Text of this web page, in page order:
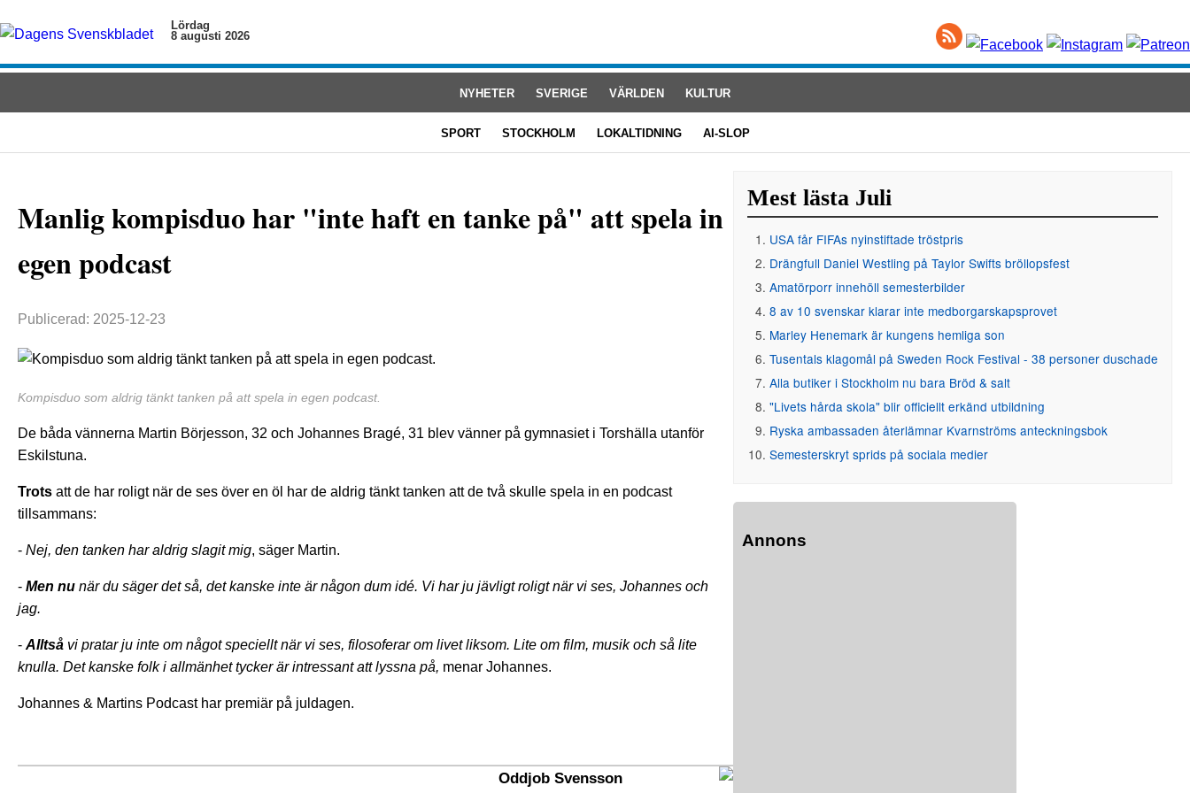
Lördag
8 augusti 2026
NYHETER SVERIGE VÄRLDEN KULTUR
SPORT STOCKHOLM LOKALTIDNING AI-SLOP
Manlig kompisduo har "inte haft en tanke på" att spela in
egen podcast
Publicerad: 2025-12-23
Kompisduo som aldrig tänkt tanken på att spela in egen podcast.
De båda vännerna Martin Börjesson, 32 och Johannes Bragé, 31 blev vänner på gymnasiet i Torshälla utanför
Eskilstuna.
Trots att de har roligt när de ses över en öl har de aldrig tänkt tanken att de två skulle spela in en podcast
tillsammans:
- Nej, den tanken har aldrig slagit mig, säger Martin.
- Men nu när du säger det så, det kanske inte är någon dum idé. Vi har ju jävligt roligt när vi ses, Johannes och
jag.
- Alltså vi pratar ju inte om något speciellt när vi ses, filosoferar om livet liksom. Lite om film, musik och så lite
knulla. Det kanske folk i allmänhet tycker är intressant att lyssna på, menar Johannes.
Johannes & Martins Podcast har premiär på juldagen.
Oddjob Svensson
Mest lästa Juli
USA får FIFAs nyinstiftade tröstpris
Drängfull Daniel Westling på Taylor Swifts bröllopsfest
Amatörporr innehöll semesterbilder
8 av 10 svenskar klarar inte medborgarskapsprovet
Marley Henemark är kungens hemliga son
Tusentals klagomål på Sweden Rock Festival - 38 personer duschade
Alla butiker i Stockholm nu bara Bröd & salt
"Livets hårda skola" blir officiellt erkänd utbildning
Ryska ambassaden återlämnar Kvarnströms anteckningsbok
Semesterskryt sprids på sociala medier
Annons